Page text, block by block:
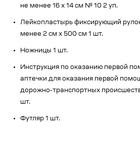
не менее 16 х 14 см № 10 2 уп.
Лейкопластырь фиксирующий
менее 2 см х 500 см 1 шт.
Ножницы 1 шт.
Инструкция по оказанию первой
аптечки для оказания первой
дорожно-транспортных
шт.
Футляр 1 шт.